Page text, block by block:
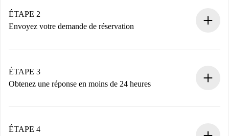
Vous disposez à l’avance de toutes les informations
nécessaires.
ÉTAPE 2
Envoyez votre demande de réservation
Nous ne vous facturerons rien tant que le propriétaire
n’aura pas accepté.
ÉTAPE 3
Obtenez une réponse en moins de 24 heures
contact avec le propriétaire.
ÉTAPE 4